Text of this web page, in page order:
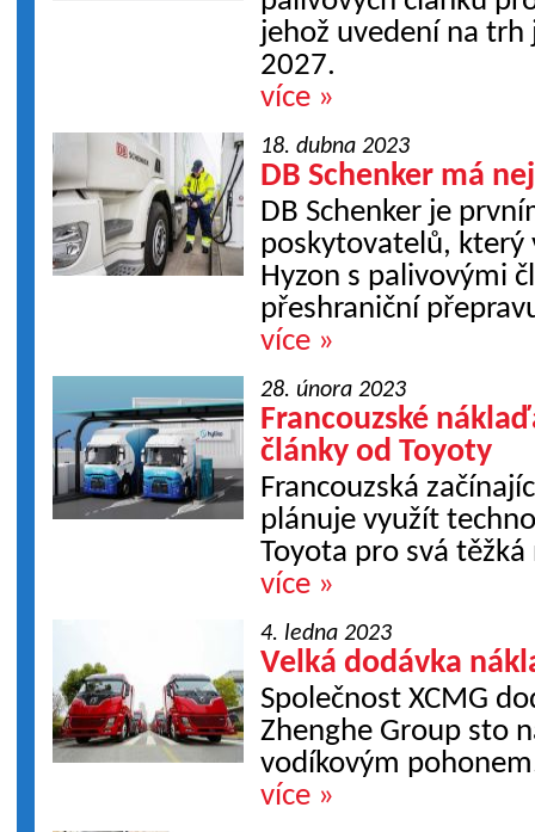
jehož uvedení na
2027.
více »
18. dubna 2023
DB Schenker má
DB Schenker je
poskytovatelů, který
Hyzon s palivovými
přeshraniční
více »
28. února 2023
Francouzské
články od Toyoty
Francouzská
plánuje využít
Toyota pro svá
více »
4. ledna 2023
Velká dodávka
Společnost XCMG
Zhenghe Group sto
vodíkovým
více »